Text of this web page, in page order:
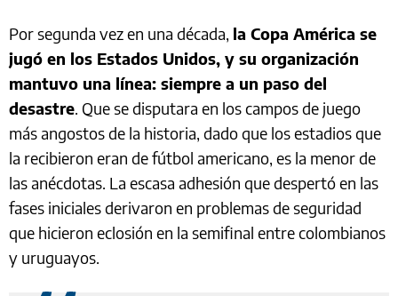
Por segunda vez en una década, la Copa América se
jugó en los Estados Unidos, y su organización
mantuvo una línea: siempre a un paso del
desastre. Que se disputara en los campos de juego
más angostos de la historia, dado que los estadios que
la recibieron eran de fútbol americano, es la menor de
las anécdotas. La escasa adhesión que despertó en las
fases iniciales derivaron en problemas de seguridad
que hicieron eclosión en la semifinal entre colombianos
y uruguayos.